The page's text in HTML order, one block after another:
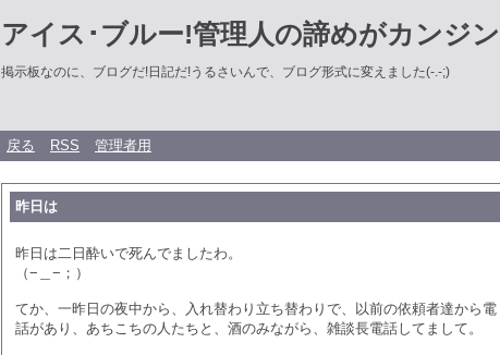
アイス･ブルー!管理人の諦めがカンジン
掲示板なのに、ブログだ!日記だ!うるさいんで、ブログ形式に変えました(-.-;)
戻る RSS 管理者用
昨日は
昨日は二日酔いで死んでましたわ。
（−＿−；）
てか、一昨日の夜中から、入れ替わり立ち替わりで、以前の依頼者達から電
話があり、あちこちの人たちと、酒のみながら、雑談長電話してまして。